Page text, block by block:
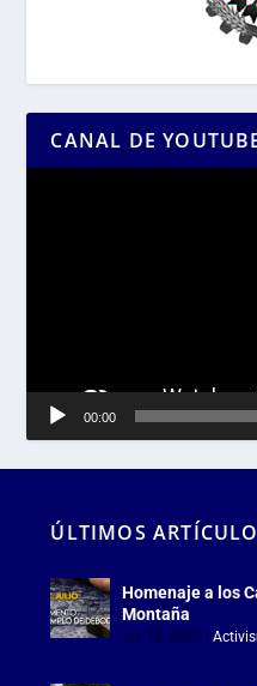
CANAL DE
00:00
ÚLTIMOS
Homenaje a los
Montaña
Jul 18, 2026 |